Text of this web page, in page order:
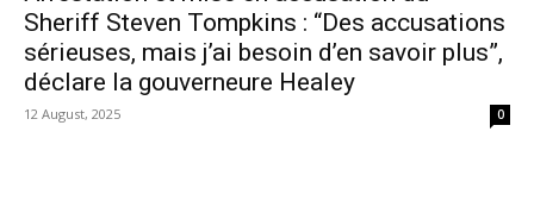
Sheriff Steven Tompkins : “Des accusations
sérieuses, mais j’ai besoin d’en savoir plus”,
déclare la gouverneure Healey
12 August, 2025 0